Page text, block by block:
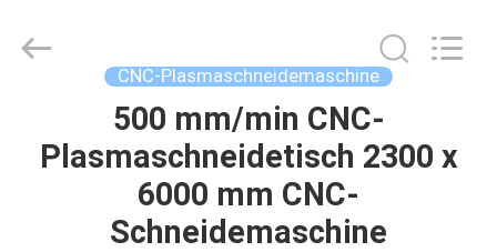
PRODUKTE
Co.,Ltd..
CNC-Plasmaschneidemaschine
500 mm/min CNC-
Plasmaschneidetisch 2300 x
6000 mm CNC-
Schneidemaschine